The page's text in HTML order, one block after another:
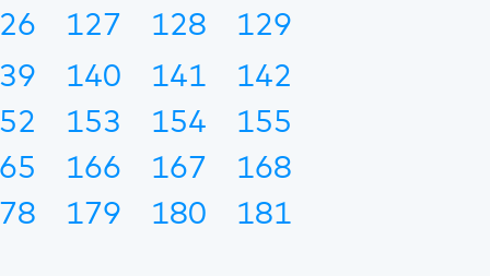
127 128
129
140 141
142
153 154
155
166 167
168
179 180
181